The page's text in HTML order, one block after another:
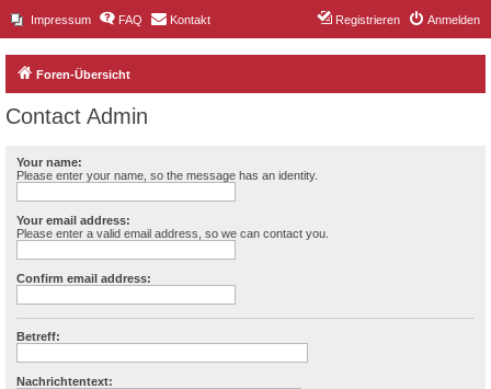
Impressum FAQ Kontakt Anmelden
Registrieren
Foren-Übersicht
Contact Admin
Your name:
Please enter your name, so the message has an identity.
Your email address:
Please enter a valid email address, so we can contact you.
Confirm email address:
Betreff:
Nachrichtentext: